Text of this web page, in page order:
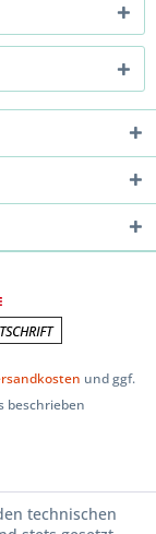
und ggf.
beschrieben
technischen